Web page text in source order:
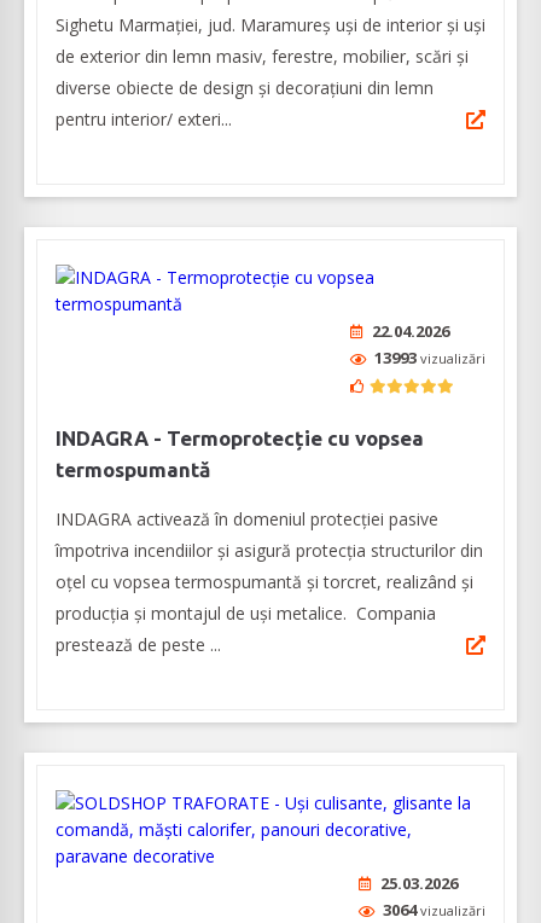
Sighetu Marmației, jud. Maramureș uși de interior și uși
de exterior din lemn masiv, ferestre, mobilier, scări și
diverse obiecte de design și decorațiuni din lemn
pentru interior/ exteri...
22.04.2026
13993 vizualizări
INDAGRA - Termoprotecție cu vopsea
termospumantă
INDAGRA activează în domeniul protecției pasive
împotriva incendiilor și asigură protecția structurilor din
oțel cu vopsea termospumantă și torcret, realizând şi
producţia şi montajul de uşi metalice. Compania
prestează de peste ...
25.03.2026
3064vizualizări